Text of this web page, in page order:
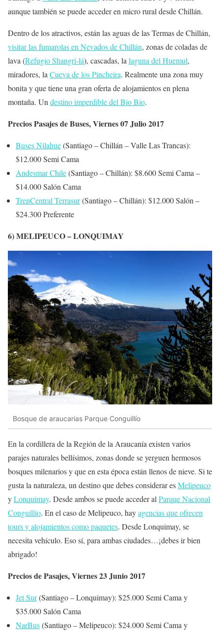
aunque también se puede acceder en micro rural desde Chillán.
Dentro de los atractivos, están las aguas de las Termas de Chillán,
visitar las fumarolas en Nevados de Chillán, zonas de coladas de
lava (Refugio Shangri-lá), cascadas, lalaguna del Huemul,
miradores, laCueva de los Pincheira. Realmente una zona muy
bonita y que tiene una gran oferta de alojamientos en plena
montaña. Undestino imperdible del Bio Bio.
Precios Pasajes de Buses, Viernes 07 Julio 2017
Buses Nilahue(Santiago – Chillán – Valle Las Trancas):
$12.000 Semi Cama
Andesmar Chile(Santiago – Chillán): $8.600 Semi Cama –
$14.000 Salón Cama
TrenCentral Terrasur(Santiago – Chillán): $12.000 Salón –
$24.300 Preferente
6) MELIPEUCO – LONQUIMAY
Bosque de araucarias Parque Conguillío
En la cordillera de la Región de la Araucanía existen varios
parajes naturales bellísimos, zonas donde se yerguen hermosos
bosques milenarios y que en esta época están llenos de nieve. Si te
gusta la naturaleza, un destino que debes considerar esMelipeuco
yLonquimay. Desde ambos se puede acceder al Parque Nacional
Conguillío. En el caso de Melipeuco, hayagencias que ofrecen
tours y alojamientos como paquetes. Desde Lonquimay, se
necesita vehículo. Eso sí, para ambas ciudades…¡debes ir bien
abrigado!
Precios de Pasajes, Viernes 23 Junio 2017
Jet Sur(Santiago – Lonquimay): $25.000 Semi Cama y
$35.000 Salón Cama
NarBus(Santiago – Melipeuco): $24.000 Semi Cama y